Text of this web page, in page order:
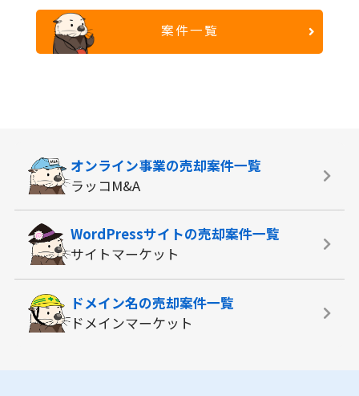
案件一覧
オンライン事業の売却案件一覧
ラッコM&A
WordPressサイトの売却案件一覧
サイトマーケット
ドメイン名の売却案件一覧
ドメインマーケット